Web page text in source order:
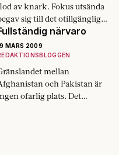
av knark. Fokus utsända
sig till det otillgängliga
på gränsen mellan
och Pakistan som
att bli Barack Obamas
Irak-fiasko.
närvaro
MARS 2009
mellan
och Pakistan är
ofarlig plats. Det